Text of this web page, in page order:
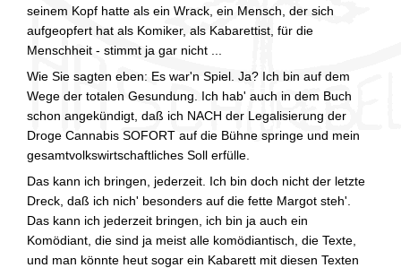
seinem Kopf hatte als ein Wrack, ein Mensch, der sich
aufgeopfert hat als Komiker, als Kabarettist, für die
Menschheit - stimmt ja gar nicht ...
Wie Sie sagten eben: Es war'n Spiel. Ja? Ich bin auf dem
Wege der totalen Gesundung. Ich hab' auch in dem Buch
schon angekündigt, daß ich NACH der Legalisierung der
Droge Cannabis SOFORT auf die Bühne springe und mein
gesamtvolkswirtschaftliches Soll erfülle.
Das kann ich bringen, jederzeit. Ich bin doch nicht der letzte
Dreck, daß ich nich' besonders auf die fette Margot steh'.
Das kann ich jederzeit bringen, ich bin ja auch ein
Komödiant, die sind ja meist alle komödiantisch, die Texte,
und man könnte heut sogar ein Kabarett mit diesen Texten